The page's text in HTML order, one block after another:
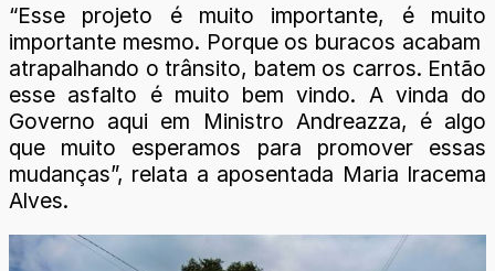
“Esse projeto é muito importante, é muito
importante mesmo. Porque os buracos acabam
atrapalhando o trânsito, batem os carros. Então
esse asfalto é muito bem vindo. A vinda do
Governo aqui em Ministro Andreazza, é algo
que muito esperamos para promover essas
mudanças”, relata a aposentada Maria Iracema
Alves.